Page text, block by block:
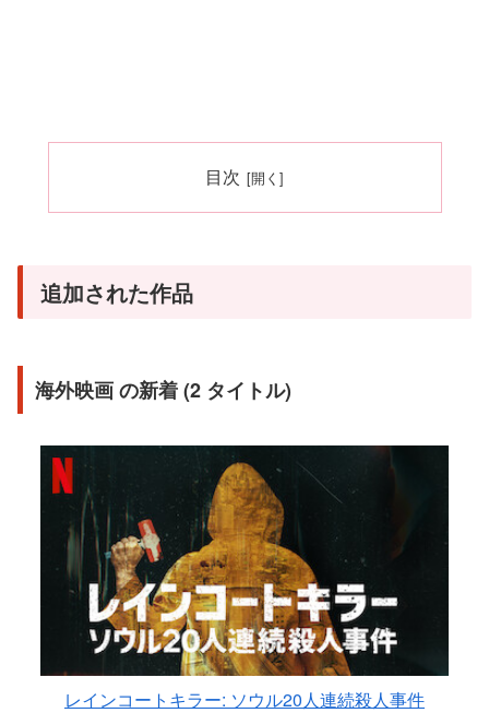
目次
追加された作品
海外映画 の新着 (2 タイトル)
レインコートキラー: ソウル20人連続殺人事件